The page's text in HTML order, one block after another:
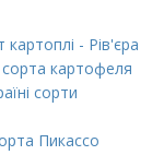
- Рів'єра
сорта картофеля
сорти
Пикассо